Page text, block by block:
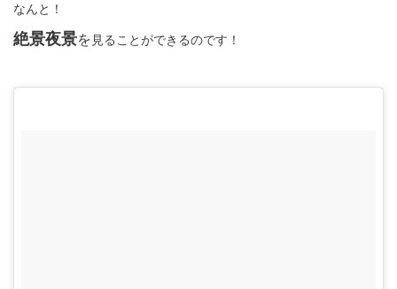
なんと！
絶景夜景を 見ることができるのです！